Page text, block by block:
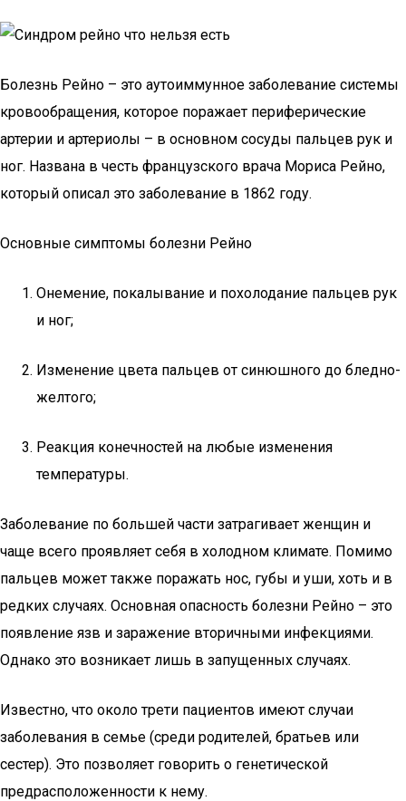
Болезнь Рейно – это аутоиммунное заболевание системы
кровообращения, которое поражает периферические
артерии и артериолы – в основном сосуды пальцев рук и
ног. Названа в честь французского врача Мориса Рейно,
который описал это заболевание в 1862 году.
Основные симптомы болезни Рейно
Онемение, покалывание и похолодание пальцев рук
и ног;
Изменение цвета пальцев от синюшного до бледно-
желтого;
Реакция конечностей на любые изменения
температуры.
Заболевание по большей части затрагивает женщин и
чаще всего проявляет себя в холодном климате. Помимо
пальцев может также поражать нос, губы и уши, хоть и в
редких случаях. Основная опасность болезни Рейно – это
появление язв и заражение вторичными инфекциями.
Однако это возникает лишь в запущенных случаях.
Известно, что около трети пациентов имеют случаи
заболевания в семье (среди родителей, братьев или
сестер). Это позволяет говорить о генетической
предрасположенности к нему.